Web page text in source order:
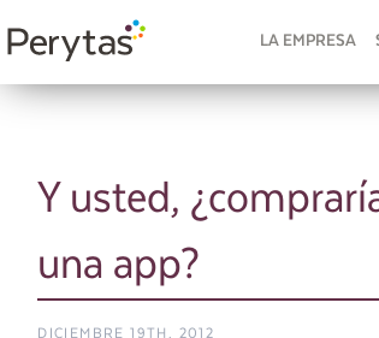
LA EMPRESA
Y usted,
una app?
DICIEMBRE 19TH, 2012